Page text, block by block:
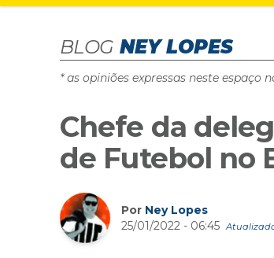
BLOG NEY LOPES
* as opiniões expressas neste
Chefe da
de Futebol no
Por Ney Lopes
25/01/2022 - 06:45 Atualizado